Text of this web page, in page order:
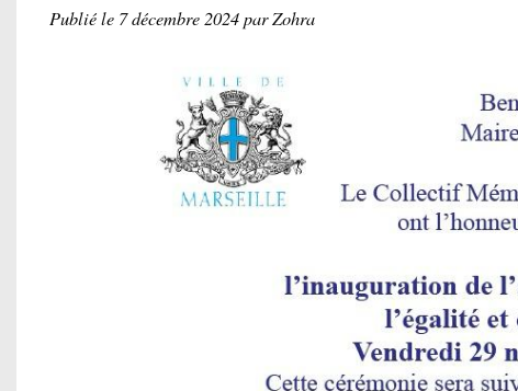
Publié le 7 décembre 2024 par Zohra